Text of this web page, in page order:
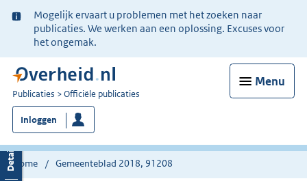
Ter
informatie:
Mogelijk ervaart u problemen met het zoeken naar
publicaties. We werken aan een oplossing. Excuses voor
het ongemak.
Menu
U
bent
nu
hier:
Publicaties Officiële publicaties
Inloggen
Home Gemeenteblad 2018, 91208